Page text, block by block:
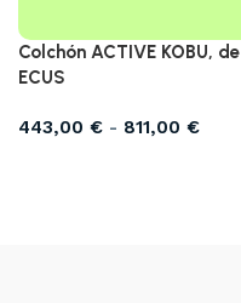
Colchón ACTIVE KOBU, de
ECUS
443,00 € - 811,00 €